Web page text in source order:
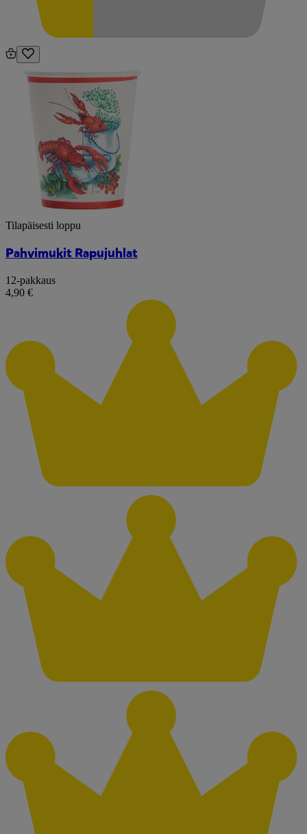
Tilapäisesti loppu
Pahvimukit Rapujuhlat
12-pakkaus
4,90 €